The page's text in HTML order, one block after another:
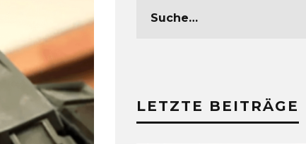
LETZTE BEITRÄGE